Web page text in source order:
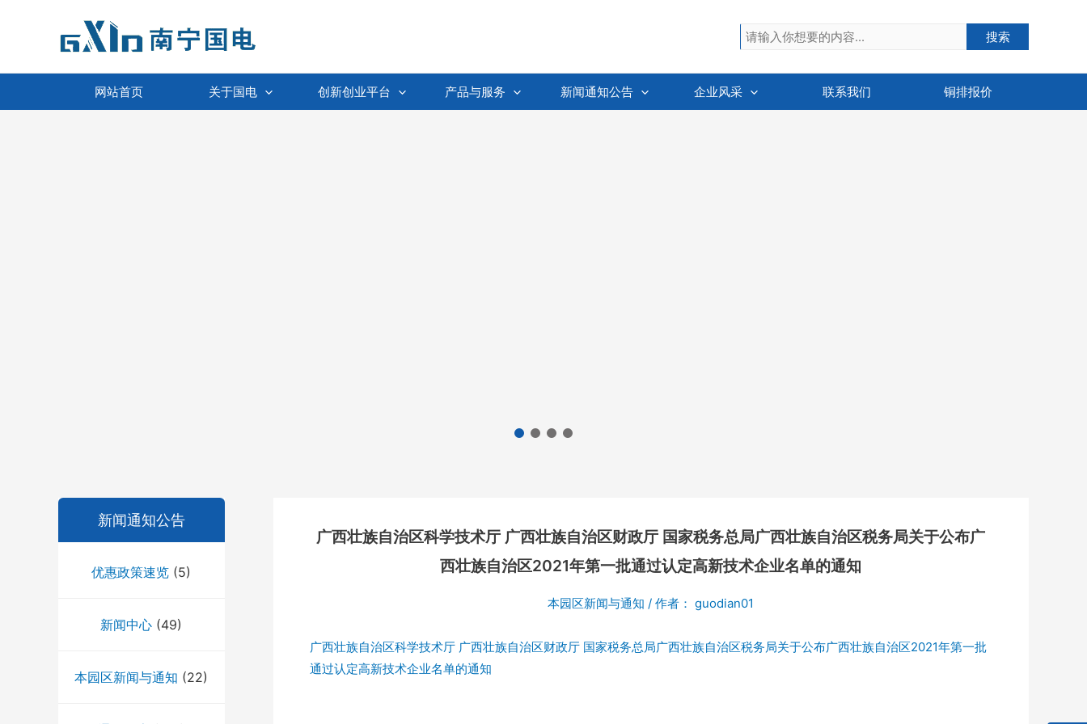
容
搜索 搜索
网站首页 关于国电 创新创业平台 产品与服务 新闻通知公告 企业风采 联系我们 铜排报价
新闻通知公告
优惠政策速览 (5)
新闻中心 (49)
本园区新闻与通知 (22)
广西壮族自治区科学技术厅 广西壮族自治区财政厅 国家税务总局广西壮族自治区税务局关于公布广
西壮族自治区2021年第一批通过认定高新技术企业名单的通知
本园区新闻与通知 / 作者： guodian01
广西壮族自治区科学技术厅 广西壮族自治区财政厅 国家税务总局广西壮族自治区税务局关于公布广西壮族自治区2021年第一批
通过认定高新技术企业名单的通知